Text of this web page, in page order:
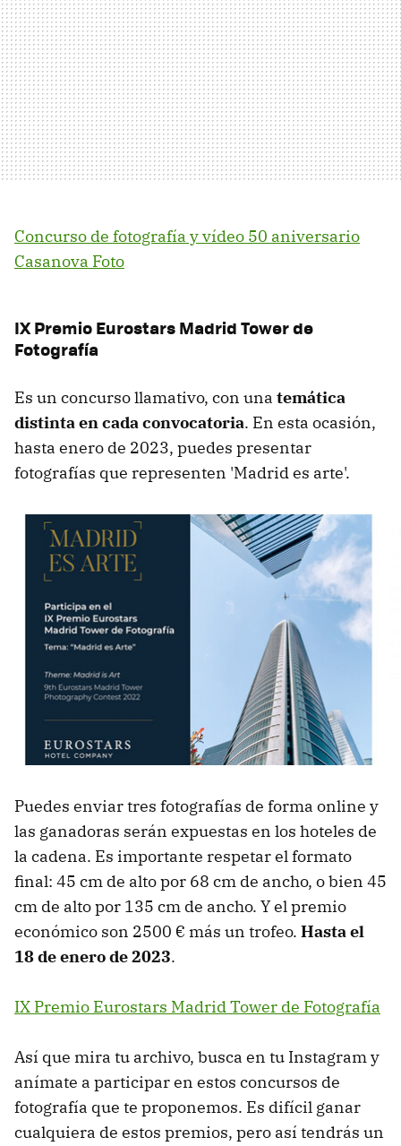
Concurso de fotografía y vídeo 50 aniversario
Casanova Foto
IX Premio Eurostars Madrid Tower de
Fotografía
Es un concurso llamativo, con una temática
distinta en cada convocatoria. En esta ocasión,
hasta enero de 2023, puedes presentar
fotografías que representen 'Madrid es arte'.
Puedes enviar tres fotografías de forma online y
las ganadoras serán expuestas en los hoteles de
la cadena. Es importante respetar el formato
final: 45 cm de alto por 68 cm de ancho, o bien 45
cm de alto por 135 cm de ancho. Y el premio
económico son 2500 € más un trofeo. Hasta el
18 de enero de 2023.
IX Premio Eurostars Madrid Tower de Fotografía
Así que mira tu archivo, busca en tu Instagram y
anímate a participar en estos concursos de
fotografía que te proponemos. Es difícil ganar
cualquiera de estos premios, pero así tendrás un